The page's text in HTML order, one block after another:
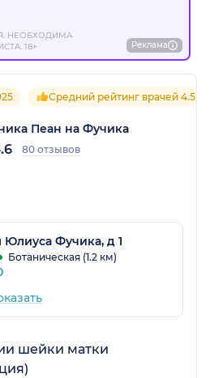
НЕОБХОДИМА
18+
Реклама
Средний рейтинг врачей 4.5
Пеан на Фучика
80 отзывов
Юлиуса Фучика, д 1
Ботаническая (1.2 км)
шейки матки